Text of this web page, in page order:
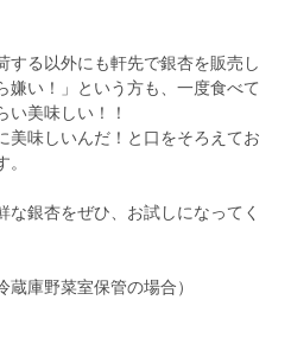
する以外にも軒先で銀杏を販売し
嫌い！」という方も、一度食べて
い美味しい！！
美味しいんだ！と口をそろえてお
銀杏をぜひ、お試しになってく
庫野菜室保管の場合）